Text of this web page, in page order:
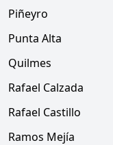
Piñeyro
Punta Alta
Quilmes
Rafael Calzada
Rafael Castillo
Ramos Mejía